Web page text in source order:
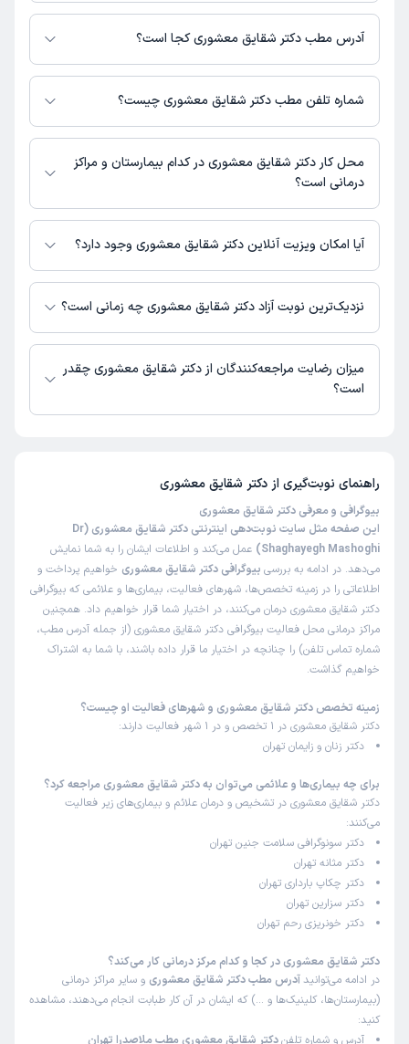
برای اطلاع از هزینه ویزیت دکتر شقایق معشوری، لازم است با مطب تماس
بگیرید.آدرس مطب دکتر شقایق معشوری کجا است؟
دکتر شقایق معشوری 1 مطب فعال دارند. آدرس مطب‌های دکتر شقایق معشوری
به شرح زیر است.
پزشکان امید، طبقه 3، واحد 6
شماره تلفن مطب دکتر شقایق معشوری چیست؟
مطب ملاصدرا : 02188047245,09198960396
محل کار دکتر شقایق معشوری در کدام بیمارستان و مراکز
درمانی است؟
اطلاعاتی درباره محل فعالیت دکتر شقایق معشوری در مراکز درمانی در دسترس
نیست.
آیا امکان ویزیت آنلاین دکتر شقایق معشوری وجود دارد؟
در حال حاضر اطلاعاتی درباره ارائه ویزیت آنلاین توسط دکتر شقایق معشوری در
دسترس نیست. برای دریافت اطلاعات دقیق‌تر، لطفاً با مطب تماس بگیرید.
نزدیک‌ترین نوبت آزاد دکتر شقایق معشوری چه زمانی است؟
دکتر شقایق معشوری از روز شنبه 24 مرداد 1405 بیمار جدید می‌پذیرند.
میزان رضایت مراجعه‌کنندگان از دکتر شقایق معشوری چقدر
است؟
راهنمای نوبت‌گیری از دکتر شقایق معشوری
بیوگرافی و معرفی دکتر شقایق معشوری
این صفحه مثل سایت نوبت‌دهی اینترنتی دکتر شقایق معشوری (Dr
Shaghayegh Mashoghi)
عمل می‌کند و اطلاعات ایشان را به شما نمایش
می‌دهد. در ادامه به بررسی بیوگرافی دکتر شقایق معشوری خواهیم پرداخت و
اطلاعاتی را در زمینه تخصص‌ها، شهرهای فعالیت، بیماری‌ها و علائمی که بیوگرافی
دکتر شقایق معشوری درمان می‌کنند، در اختیار شما قرار خواهیم داد. همچنین
مراکز درمانی محل فعالیت بیوگرافی دکتر شقایق معشوری (از جمله آدرس مطب،
شماره تماس تلفن) را چنانچه در اختیار ما قرار داده باشند، با شما به اشتراک
خواهیم گذاشت.
زمینه تخصص دکتر شقایق معشوری و شهرهای فعالیت او چیست؟
دکتر شقایق معشوری در 1 تخصص و در 1 شهر فعالیت دارند:
دکتر زنان و زایمان تهران
برای چه بیماری‌ها و علائمی می‌توان به دکتر شقایق معشوری مراجعه کرد؟
دکتر شقایق معشوری در تشخیص و درمان علائم و بیماری‌های زیر فعالیت
می‌کنند:
دکتر سونوگرافی سلامت جنین تهران
دکتر مثانه تهران
دکتر چکاپ بارداری تهران
دکتر سزارین تهران
دکتر خونریزی رحم تهران
دکتر شقایق معشوری در کجا و کدام مرکز درمانی کار می‌کند؟
در ادامه می‌توانید آدرس مطب دکتر شقایق معشوری و سایر مراکز درمانی
(بیمارستان‌ها، کلینیک‌ها و …) که ایشان در آن کار طبابت انجام می‌دهند، مشاهده
کنید:
آدرس و شماره تلفندکتر شقایق معشوری مطب ملاصدرا تهران